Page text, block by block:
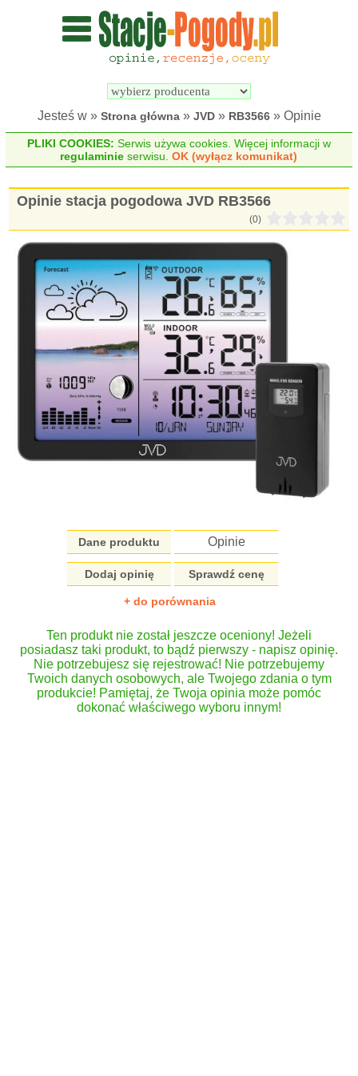
Wyszukiwarka
pogodowych
Jesteś w » Strona główna» JVD» RB3566» Opinie
PLIKI COOKIES: Serwis używa cookies. Więcej informacji w
regulaminie serwisu.OK (wyłącz komunikat)
Opinie stacja pogodowa JVD RB3566
(0)
Dane produktu Opinie
Dodaj opinię Sprawdź cenę
+ do porównania
Ten produkt nie został jeszcze oceniony! Jeżeli
posiadasz taki produkt, to bądź pierwszy - napisz opinię.
Nie potrzebujesz się rejestrować! Nie potrzebujemy
Twoich danych osobowych, ale Twojego zdania o tym
produkcie! Pamiętaj, że Twoja opinia może pomóc
dokonać właściwego wyboru innym!